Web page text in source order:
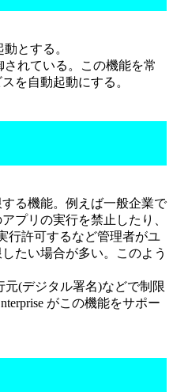
とする。
されている。この機能を常
を自動起動にする。
る機能。例えば一般企業で
プリの実行を禁止したり、
行許可するなど管理者がユ
たい場合が多い。このよう
(デジタル署名)などで制限
がこの機能をサポー